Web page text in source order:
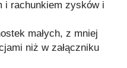
i rachunkiem zysków i
małych, z mniej
niż w załączniku